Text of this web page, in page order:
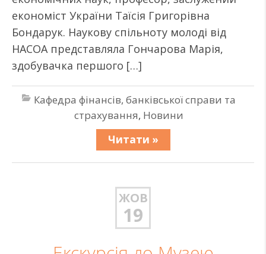
економіст України Таїсія Григорівна
Бондарук. Наукову спільноту молоді від
НАСОА представляла Гончарова Марія,
здобувачка першого […]
Кафедра фінансів, банківської справи та
страхування, Новини
Читати »
ЖОВ
19